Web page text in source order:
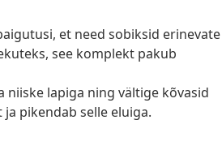
et need sobiksid erinevate
see komplekt pakub
lapiga ning vältige kõvasid
pikendab selle eluiga.